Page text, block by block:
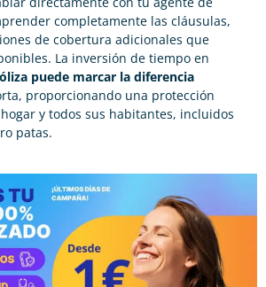
completamente las cláusulas,
de cobertura adicionales que
La inversión de tiempo en
puede marcar la diferencia
proporcionando una protección
y todos sus habitantes, incluidos
patas.